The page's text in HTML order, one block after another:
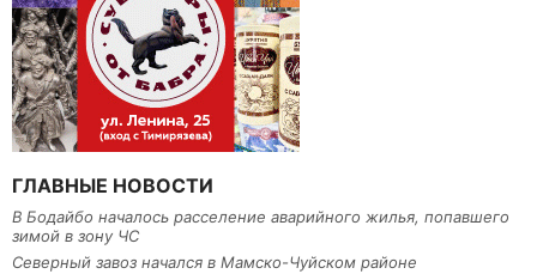
ГЛАВНЫЕ НОВОСТИ
В Бодайбо началось расселение аварийного жилья, попавшего
зимой в зону ЧС
Северный завоз начался в Мамско-Чуйском районе